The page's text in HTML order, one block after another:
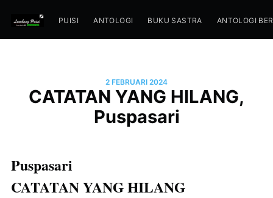
PUISI ANTOLOGI BUKU SASTRA ANTOLOGI
2 FEBRUARI 2024
CATATAN YANG HILANG,
Puspasari
Puspasari
CATATAN YANG HILANG